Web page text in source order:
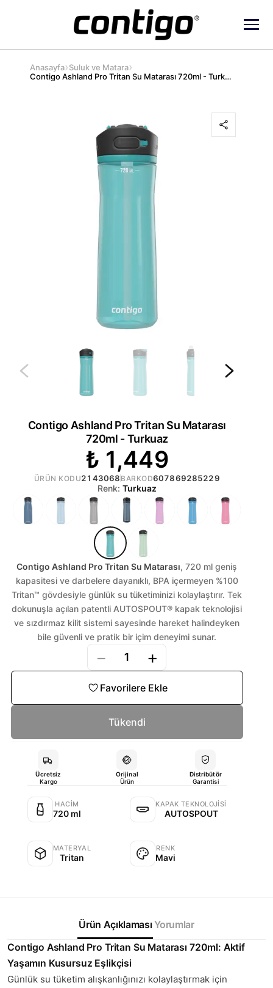
Anasayfa›Suluk ve Matara›
Contigo Ashland Pro Tritan Su Matarası 720ml - Turkuaz
Contigo Ashland Pro Tritan Su Matarası
720ml - Turkuaz
₺ 1,449
ÜRÜN KODU2143068 BARKOD607869285229
Renk: Turkuaz
Contigo Ashland Pro Tritan Su Matarası, 720 ml geniş
kapasitesi ve darbelere dayanıklı, BPA içermeyen %100
Tritan™ gövdesiyle günlük su tüketiminizi kolaylaştırır. Tek
dokunuşla açılan patentli AUTOSPOUT® kapak teknolojisi
ve sızdırmaz kilit sistemi sayesinde hareket halindeyken
bile güvenli ve pratik bir içim deneyimi sunar.
− 1 +
Favorilere Ekle
Tükendi
Ücretsiz
Kargo
Orijinal
Ürün
Distribütör
Garantisi
HACIM
720 ml
KAPAK TEKNOLOJISI
AUTOSPOUT
MATERYAL
Tritan
RENK
Mavi
Ürün Açıklaması Yorumlar
Contigo Ashland Pro Tritan Su Matarası 720ml: Aktif
Yaşamın Kusursuz Eşlikçisi
Günlük su tüketim alışkanlığınızı kolaylaştırmak için